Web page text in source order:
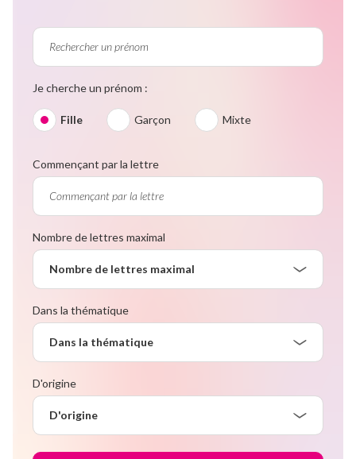
Je cherche un prénom :
Fille Garçon Mixte
Commençant par la lettre
Nombre de lettres maximal
Nombre de lettres maximal
Dans la thématique
Dans la thématique
D'origine
D'origine